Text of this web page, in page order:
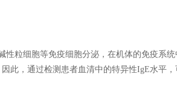
粒细胞等免疫细胞分泌，在机体的免疫系统
此，通过检测患者血清中的特异性IgE水平